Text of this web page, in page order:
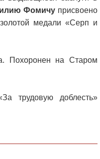
Фомичу присвоено
медали «Серп и
Похоронен на Старом
трудовую доблесть»